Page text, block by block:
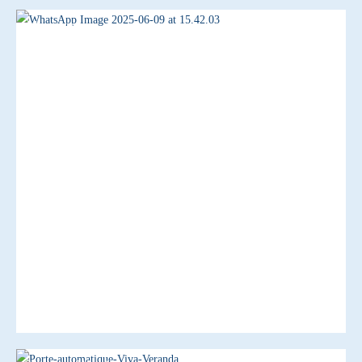
Aluminium